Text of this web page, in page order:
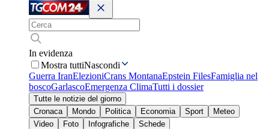
In evidenza
Mostra tuttiNascondi
Guerra IranElezioniCrans MontanaEpstein FilesFamiglia nel
boscoGarlascoEmergenza ClimaTutti i dossier
Tutte le notizie del giorno
Cronaca
Mondo Politica Economia Sport
Meteo
Video
Foto Infografiche
Schede